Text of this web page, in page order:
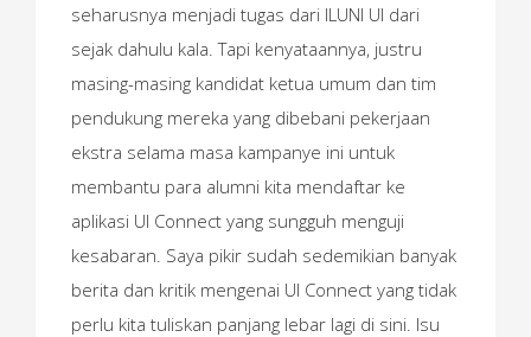
seharusnya menjadi tugas dari ILUNI UI dari
sejak dahulu kala. Tapi kenyataannya, justru
masing-masing kandidat ketua umum dan tim
pendukung mereka yang dibebani pekerjaan
ekstra selama masa kampanye ini untuk
membantu para alumni kita mendaftar ke
aplikasi UI Connect yang sungguh menguji
kesabaran. Saya pikir sudah sedemikian banyak
berita dan kritik mengenai UI Connect yang tidak
perlu kita tuliskan panjang lebar lagi di sini. Isu